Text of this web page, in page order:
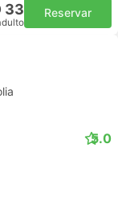
33 Reservar
5.0